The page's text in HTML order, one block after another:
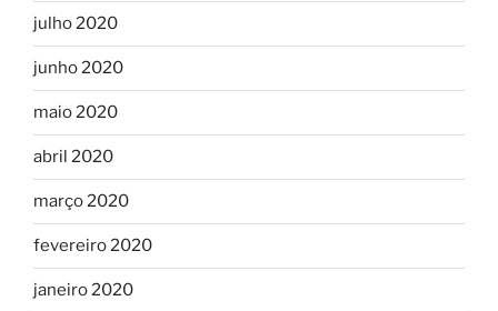
julho 2020
junho 2020
maio 2020
abril 2020
março 2020
fevereiro 2020
janeiro 2020